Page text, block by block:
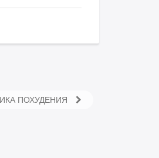
ПОХУДЕНИЯ